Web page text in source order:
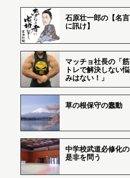
石原壮一郎の【名言
に訊け】
マッチョ社長の「筋
トレで解決しない悩
みはない！」
草の根保守の蠢動
中学校武道必修化の
是非を問う